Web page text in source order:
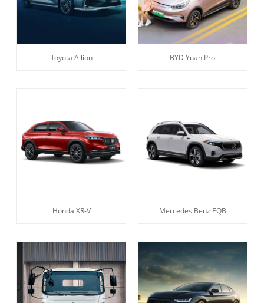
Toyota Allion BYD Yuan Pro
Honda XR-V Mercedes Benz EQB